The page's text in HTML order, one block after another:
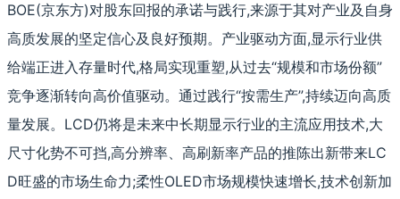
BOE(京东方)对股东回报的承诺与践行,来源于其对产业及自身
高质发展的坚定信心及良好预期。产业驱动方面,显示行业供
给端正进入存量时代,格局实现重塑,从过去“规模和市场份额”
竞争逐渐转向高价值驱动。通过践行“按需生产”,持续迈向高质
量发展。LCD仍将是未来中长期显示行业的主流应用技术,大
尺寸化势不可挡,高分辨率、高刷新率产品的推陈出新带来LC
D旺盛的市场生命力;柔性OLED市场规模快速增长,技术创新加